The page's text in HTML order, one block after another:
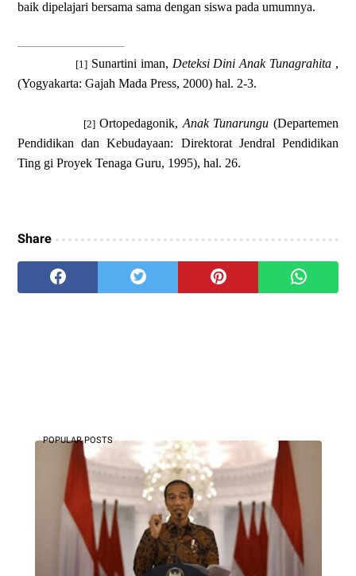
baik dipelajari bersama sama dengan siswa pada umumnya.
[1]Sunartini iman, Deteksi Dini Anak Tunagrahita ,
(Yogyakarta: Gajah Mada Press, 2000) hal. 2-3.
[2]Ortopedagonik, Anak Tunarungu (Departemen
Pendidikan
dan Kebudayaan: Direktorat Jendral Pendidikan
Ting gi Proyek Tenaga Guru, 1995), hal. 26.
Share
POPULAR POSTS